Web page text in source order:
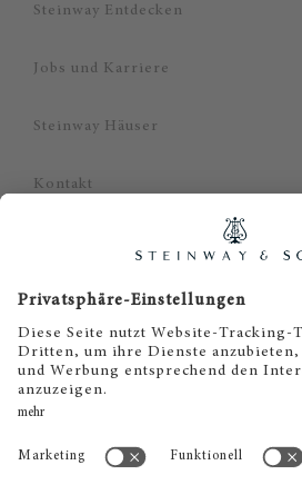
Steinway Entdecken
Jobs und Karriere
Steinway Häuser
Kontakt
Impressum
Haftungsausschluss
Cookie Zustimmung